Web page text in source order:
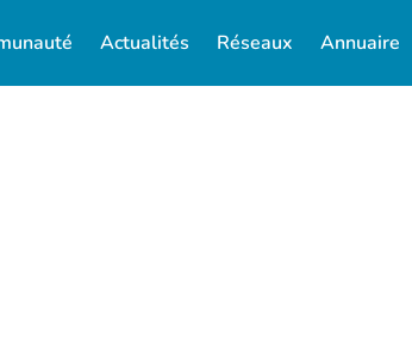
Actualités Réseaux Annuaire